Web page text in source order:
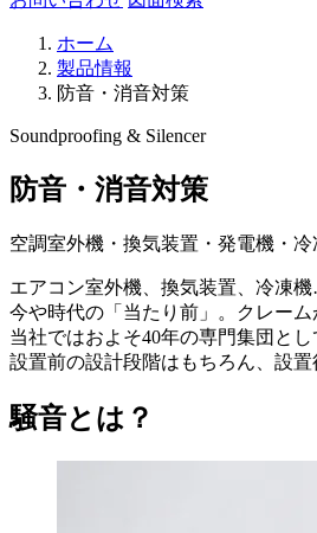
ホーム
製品情報
防音・消音対策
Soundproofing & Silencer
防音・消音対策
空調室外機・換気装置・発電機・
エアコン室外機、換気装置、冷凍
今や時代の「当たり前」。クレー
当社ではおよそ40年の専門集団と
設置前の設計段階はもちろん、設置
騒音とは？